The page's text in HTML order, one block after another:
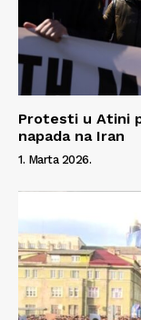
Protesti u Atini
napada na Iran
1. Marta 2026.